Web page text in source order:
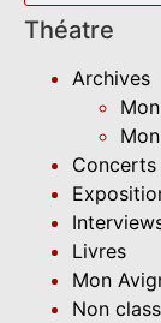
Théatre
Archives
Concerts
Livres
Mon
Non